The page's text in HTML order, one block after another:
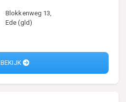
Blokkenweg 13,
Ede (gld)
BEKIJK